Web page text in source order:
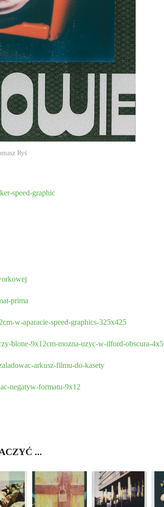
Ryś
speed-graphic
prima
w-aparacie-speed-graphics-325x425
blone-9x12cm-mozna-uzyc-w-ilford-obscura-4x5
arkusz-filmu-do-kasety
negatyw-formatu-9x12
...